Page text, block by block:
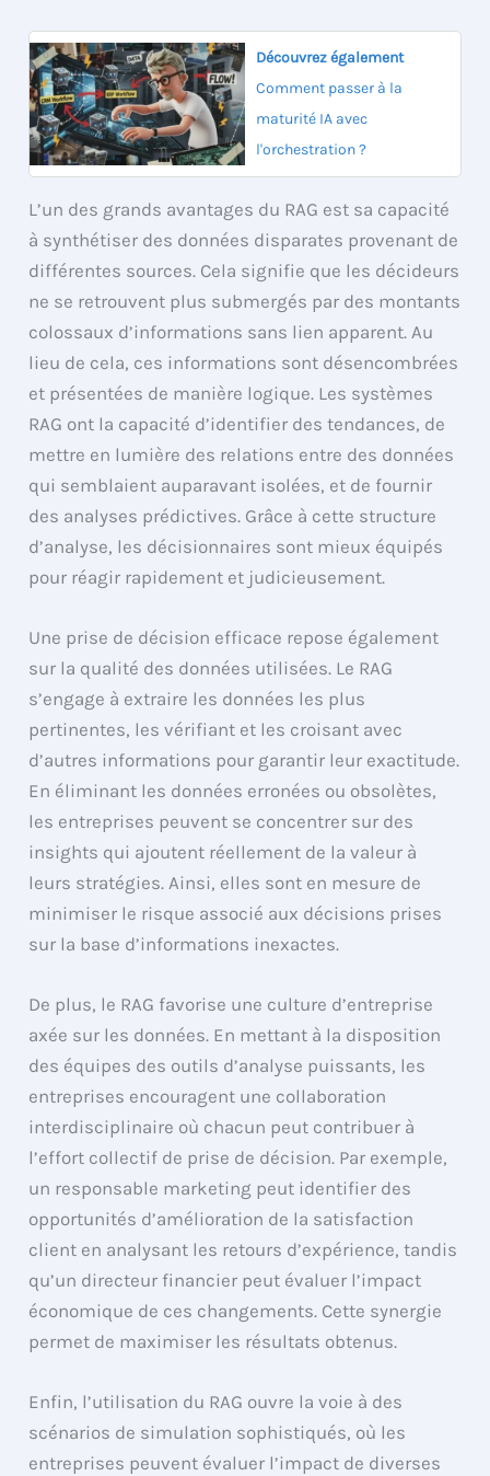
Découvrez également
Comment passer à la
maturité IA avec
l'orchestration ?
L’un des grands avantages du RAG est sa capacité
à synthétiser des données disparates provenant de
différentes sources. Cela signifie que les décideurs
ne se retrouvent plus submergés par des montants
colossaux d’informations sans lien apparent. Au
lieu de cela, ces informations sont désencombrées
et présentées de manière logique. Les systèmes
RAG ont la capacité d’identifier des tendances, de
mettre en lumière des relations entre des données
qui semblaient auparavant isolées, et de fournir
des analyses prédictives. Grâce à cette structure
d’analyse, les décisionnaires sont mieux équipés
pour réagir rapidement et judicieusement.
Une prise de décision efficace repose également
sur la qualité des données utilisées. Le RAG
s’engage à extraire les données les plus
pertinentes, les vérifiant et les croisant avec
d’autres informations pour garantir leur exactitude.
En éliminant les données erronées ou obsolètes,
les entreprises peuvent se concentrer sur des
insights qui ajoutent réellement de la valeur à
leurs stratégies. Ainsi, elles sont en mesure de
minimiser le risque associé aux décisions prises
sur la base d’informations inexactes.
De plus, le RAG favorise une culture d’entreprise
axée sur les données. En mettant à la disposition
des équipes des outils d’analyse puissants, les
entreprises encouragent une collaboration
interdisciplinaire où chacun peut contribuer à
l’effort collectif de prise de décision. Par exemple,
un responsable marketing peut identifier des
opportunités d’amélioration de la satisfaction
client en analysant les retours d’expérience, tandis
qu’un directeur financier peut évaluer l’impact
économique de ces changements. Cette synergie
permet de maximiser les résultats obtenus.
Enfin, l’utilisation du RAG ouvre la voie à des
scénarios de simulation sophistiqués, où les
entreprises peuvent évaluer l’impact de diverses